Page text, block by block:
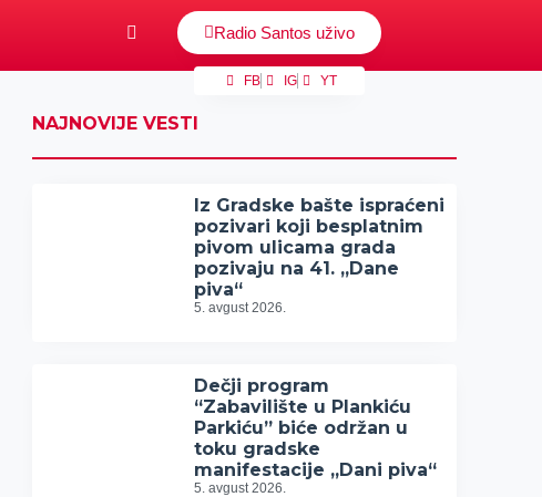
Radio Santos uživo
FB IG YT
NAJNOVIJE VESTI
Iz Gradske bašte ispraćeni
pozivari koji besplatnim
pivom ulicama grada
pozivaju na 41. „Dane
piva“
5. avgust 2026.
Dečji program
“Zabavilište u Plankiću
Parkiću” biće održan u
toku gradske
manifestacije „Dani piva“
5. avgust 2026.